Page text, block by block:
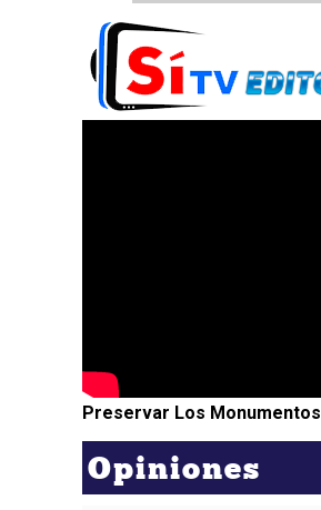
Preservar Los Monumentos
Opiniones